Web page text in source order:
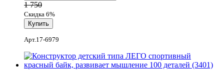
1 750
Скидка 6%
Арт.17-6979